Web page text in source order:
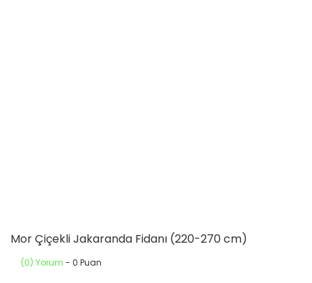
Mor Çiçekli Jakaranda Fidanı (220-270 cm)
(0) Yorum - 0 Puan